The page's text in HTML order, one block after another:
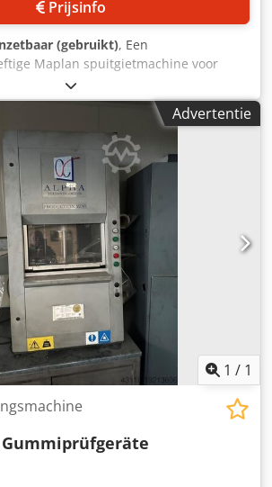
Prijsinfo
(gebruikt), Een
Maplan spuitgietmachine voor
Uitvoering: hydraulische
ISO VH 46 HLP,
ca. 600l, max. hydraulische druk:
25mm,
max. bedrijfstemperatuur: 250°C,
max. tegendruk: 400bar, max. slag:
63m³/u, gewicht: ca.
B&R PLC. De temperatuurregelaars en
zijn defect. Documentatie
ter plaatse is mogelijk. Codpfszcfi Iex
Advertentie
1 / 1
Gummiprüfgeräte